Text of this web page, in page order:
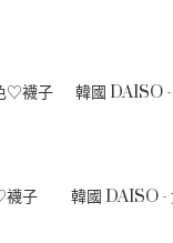
♡襪子
韓國 DAISO
襪子